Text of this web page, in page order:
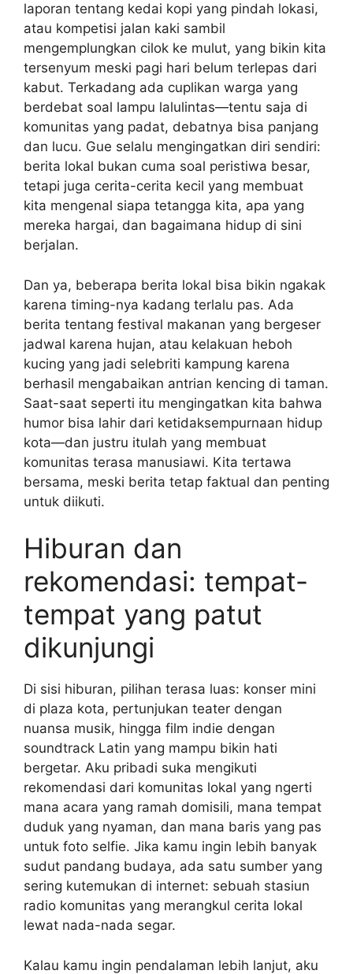
laporan tentang kedai kopi yang pindah lokasi,
atau kompetisi jalan kaki sambil
mengemplungkan cilok ke mulut, yang bikin kita
tersenyum meski pagi hari belum terlepas dari
kabut. Terkadang ada cuplikan warga yang
berdebat soal lampu lalulintas—tentu saja di
komunitas yang padat, debatnya bisa panjang
dan lucu. Gue selalu mengingatkan diri sendiri:
berita lokal bukan cuma soal peristiwa besar,
tetapi juga cerita-cerita kecil yang membuat
kita mengenal siapa tetangga kita, apa yang
mereka hargai, dan bagaimana hidup di sini
berjalan.
Dan ya, beberapa berita lokal bisa bikin ngakak
karena timing-nya kadang terlalu pas. Ada
berita tentang festival makanan yang bergeser
jadwal karena hujan, atau kelakuan heboh
kucing yang jadi selebriti kampung karena
berhasil mengabaikan antrian kencing di taman.
Saat-saat seperti itu mengingatkan kita bahwa
humor bisa lahir dari ketidaksempurnaan hidup
kota—dan justru itulah yang membuat
komunitas terasa manusiawi. Kita tertawa
bersama, meski berita tetap faktual dan penting
untuk diikuti.
Hiburan dan
rekomendasi: tempat-
tempat yang patut
dikunjungi
Di sisi hiburan, pilihan terasa luas: konser mini
di plaza kota, pertunjukan teater dengan
nuansa musik, hingga film indie dengan
soundtrack Latin yang mampu bikin hati
bergetar. Aku pribadi suka mengikuti
rekomendasi dari komunitas lokal yang ngerti
mana acara yang ramah domisili, mana tempat
duduk yang nyaman, dan mana baris yang pas
untuk foto selfie. Jika kamu ingin lebih banyak
sudut pandang budaya, ada satu sumber yang
sering kutemukan di internet: sebuah stasiun
radio komunitas yang merangkul cerita lokal
lewat nada-nada segar.
Kalau kamu ingin pendalaman lebih lanjut, aku